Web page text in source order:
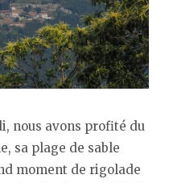
nous avons profité du
sa plage de sable
moment de rigolade